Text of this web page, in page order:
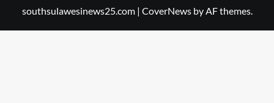
southsulawesinews25.com | CoverNewsby AF themes.